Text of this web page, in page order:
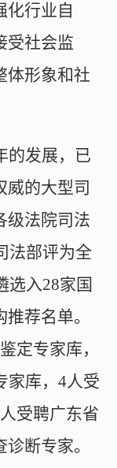
化行业自
受社会监
体形象和社
发展，已
威的大型司
级法院司法
法部评为全
选入28家国
荐名单。
定专家库，
家库，4人受
受聘广东省
断专家。